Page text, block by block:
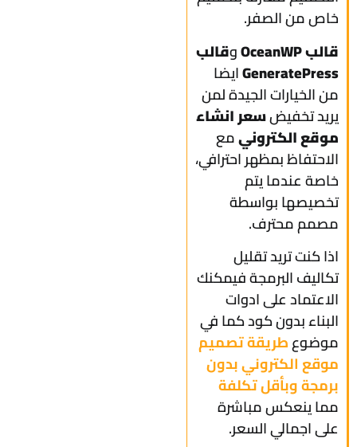
خاص من الصفر.
قالب OceanWP
وقالب
GeneratePressايضا
من الخيارات الجيدة لمن
يريد تخفيضسعر انشاء
موقع الكترونيمع
الاحتفاظ بمظهر احترافي،
خاصة عندما يتم
تخصيصها بواسطة
مصمم محترف.
اذا كنت تريد تقليل
تكاليف البرمجة فيمكنك
الاعتماد على ادوات
البناء بدون كود كما في
موضوعطريقة تصميم
موقع الكتروني بدون
برمجة وبأقل تكلفة
مما ينعكس مباشرة
على اجمالي السعر.